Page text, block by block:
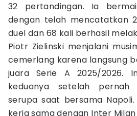
32 pertandingan. Ia
dengan telah mencatatkan
duel dan 68 kali berhasil
Piotr Zielinski menjalani
cemerlang karena langsung
juara Serie A 2025/2026.
keduanya setelah pernah
serupa saat bersama
kerja sama dengan Inter Milan